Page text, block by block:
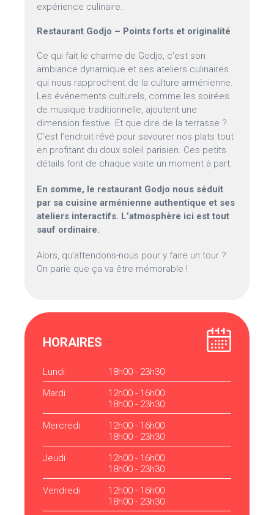
expérience culinaire.
Restaurant Godjo – Points forts et originalité
Ce qui fait le charme de Godjo, c’est son
ambiance dynamique et ses ateliers culinaires
qui nous rapprochent de la culture arménienne.
Les événements culturels, comme les soirées
de musique traditionnelle, ajoutent une
dimension festive. Et que dire de la terrasse ?
C’est l’endroit rêvé pour savourer nos plats tout
en profitant du doux soleil parisien. Ces petits
détails font de chaque visite un moment à part.
En somme, le restaurant Godjo nous séduit
par sa cuisine arménienne authentique et ses
ateliers interactifs. L’atmosphère ici est tout
sauf ordinaire.
Alors, qu’attendons-nous pour y faire un tour ?
On parie que ça va être mémorable !
HORAIRES
Lundi
18h00 - 23h30
Mardi
12h00 - 16h00
18h00 - 23h30
Mercredi
12h00 - 16h00
18h00 - 23h30
Jeudi
12h00 - 16h00
18h00 - 23h30
Vendredi
12h00 - 16h00
18h00 - 23h30